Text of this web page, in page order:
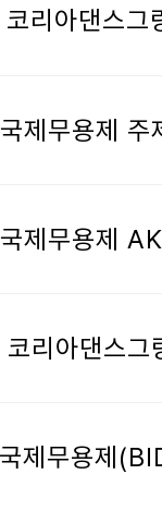
아댄스그
무용제 주
무용제
아댄스그
무용제